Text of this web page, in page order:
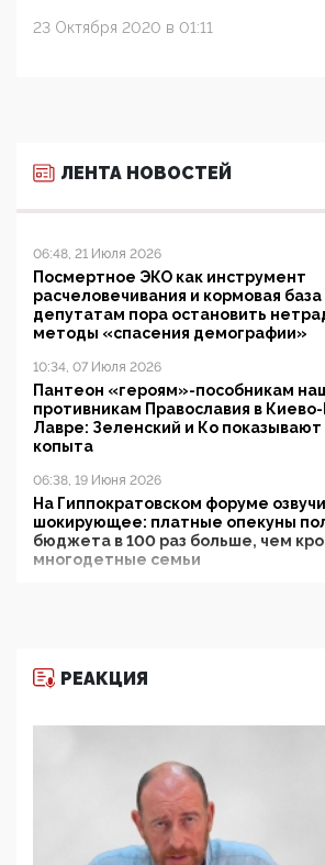
23 Октября 2020 в 01:11
ЛЕНТА НОВОСТЕЙ
06:48, 21 Июля 2026
Посмертное ЭКО как инструмент
расчеловечивания и кормовая
депутатам пора остановить
методы «спасения демографии»
10:34, 07 Июля 2026
Пантеон «героям»-пособникам
противникам Православия в
Лавре: Зеленский и Ко показывают
копыта
06:38, 19 Июня 2026
На Гиппократовском форуме
шокирующее: платные опекуны
бюджета в 100 раз больше, чем
многодетные семьи
11:53, 09 Июня 2026
деятельность ИИТО ЮНЕСКО в
цифроглобалисты продолжают
повестку в образовании
09:43, 01 Июня 2026
5G за счет здоровья граждан:
отобрать у регионов и
РЕАКЦИЯ